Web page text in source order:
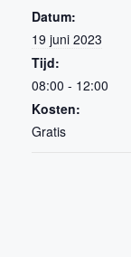
Datum:
19 juni 2023
Tijd:
08:00 - 12:00
Kosten:
Gratis